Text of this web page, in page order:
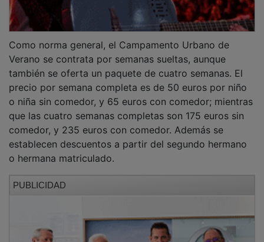
Como norma general, el Campamento Urbano de
Verano se contrata por semanas sueltas, aunque
también se oferta un paquete de cuatro semanas. El
precio por semana completa es de 50 euros por niño
o niña sin comedor, y 65 euros con comedor; mientras
que las cuatro semanas completas son 175 euros sin
comedor, y 235 euros con comedor. Además se
establecen descuentos a partir del segundo hermano
o hermana matriculado.